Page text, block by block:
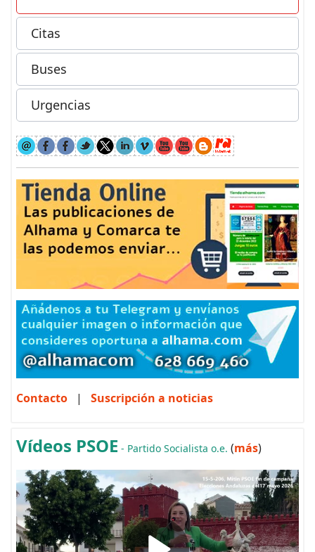
Citas
Buses
Urgencias
Contacto | Suscripción a noticias
Vídeos PSOE - Partido Socialista o.e. (más)